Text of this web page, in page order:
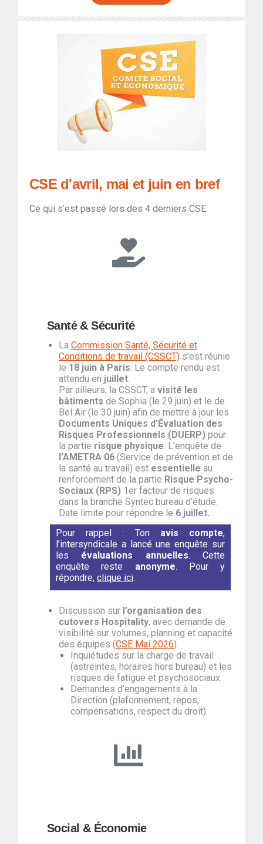
CSE d'avril, mai et juin en bref
Ce qui s’est passé lors des 4 derniers CSE.
Santé & Sécurité
La Commission Santé, Sécurité et
Conditions de travail (CSSCT) s’est réunie
le 18 juin à Paris. Le compte rendu est
attendu en juillet.
Par ailleurs, la CSSCT, a visité les
bâtiments de Sophia (le 29 juin) et le de
Bel Air (le 30 juin) afin de mettre à jour les
Documents Uniques d’Évaluation des
Risques Professionnels (DUERP) pour
la partie risque physique. L’enquête de
l’AMETRA 06 (Service de prévention et de
la santé au travail) est essentielle au
renforcement de la partie Risque Psycho-
Sociaux (RPS) 1er facteur de risques
dans la branche Syntec bureau d’étude.
Date limite pour répondre le 6 juillet.
Pour rappel : Ton avis compte,
l’intersyndicale a lancé une enquête sur
les évaluations annuelles. Cette
enquête reste anonyme. Pour y
répondre, clique ici.
Discussion sur l’organisation des
cutovers Hospitality, avec demande de
visibilité sur volumes, planning et capacité
des équipes (CSE Mai 2026).
Inquiétudes sur la charge de travail
(astreintes, horaires hors bureau) et les
risques de fatigue et psychosociaux.
Demandes d’engagements à la
Direction (plafonnement, repos,
compensations, respect du droit).
Social & Économie